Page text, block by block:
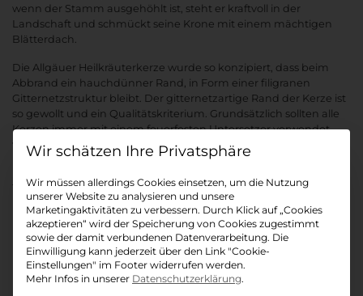
wenn der Stamm ausgehöhlt ist, steht er kraftvoll in der
Landschaft und schmückt seine Krone mit einem mächtigen
Blätterdach.
Die Allgäuer Heilkräuterkerze wurde so konzipiert, dass beim
Abbrand ein hauchdünner Rand, in Form einer filigranen
Gitternetzstruktur bleibt. Der gitternetzartige Rand der Kerze ist
so gewollt und ein Qualitätskriterium. Grundsätzlich sollten alle
Kerzen immer mit einem feuerfesten Untersetzer verwendet
werden.
100% pflanzliches Stearin; Auszüge aus Bergahorn und
Bergamotte
Brenndauer: ca. 40 Stunden
Durchmesser: Ø ca. 45 mm
Höhe: ca. 18cm
Datenschutz-Präferenz
Wir müssen allerdings Cookies einsetzen, um die Nutzung
unserer Website zu analysieren und unsere
Marketingaktivitäten zu verbessern. Durch Klick auf „Cookies
akzeptieren“ wird der Speicherung von Cookies zugestimmt
sowie der damit verbundenen Datenverarbeitung. Die
Einwilligung kann jederzeit über den Link "Cookie-
Einstellungen" im Footer widerrufen werden.
Mehr Infos in unserer Datenschutzerklärung.